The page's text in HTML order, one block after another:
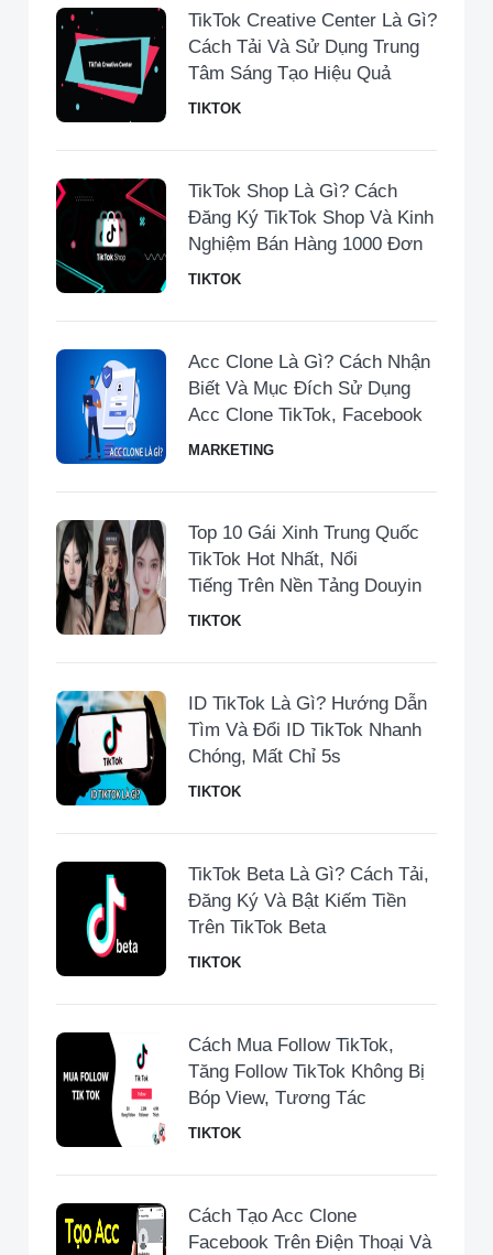
TikTok Creative Center Là Gì?
Cách Tải Và Sử Dụng Trung
Tâm Sáng Tạo Hiệu Quả
TIKTOK
TikTok Shop Là Gì? Cách
Đăng Ký TikTok Shop Và Kinh
Nghiệm Bán Hàng 1000 Đơn
TIKTOK
Acc Clone Là Gì? Cách Nhận
Biết Và Mục Đích Sử Dụng
Acc Clone TikTok, Facebook
MARKETING
Top 10 Gái Xinh Trung Quốc
TikTok Hot Nhất, Nổi
Tiếng Trên Nền Tảng Douyin
TIKTOK
ID TikTok Là Gì? Hướng Dẫn
Tìm Và Đổi ID TikTok Nhanh
Chóng, Mất Chỉ 5s
TIKTOK
TikTok Beta Là Gì? Cách Tải,
Đăng Ký Và Bật Kiếm Tiền
Trên TikTok Beta
TIKTOK
Cách Mua Follow TikTok,
Tăng Follow TikTok Không Bị
Bóp View, Tương Tác
TIKTOK
Cách Tạo Acc Clone
Facebook Trên Điện Thoại Và